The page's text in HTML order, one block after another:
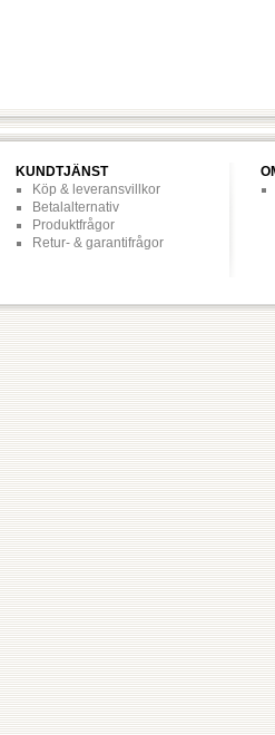
KUNDTJÄNST
Köp & leveransvillkor
Betalalternativ
Produktfrågor
Retur- & garantifrågor